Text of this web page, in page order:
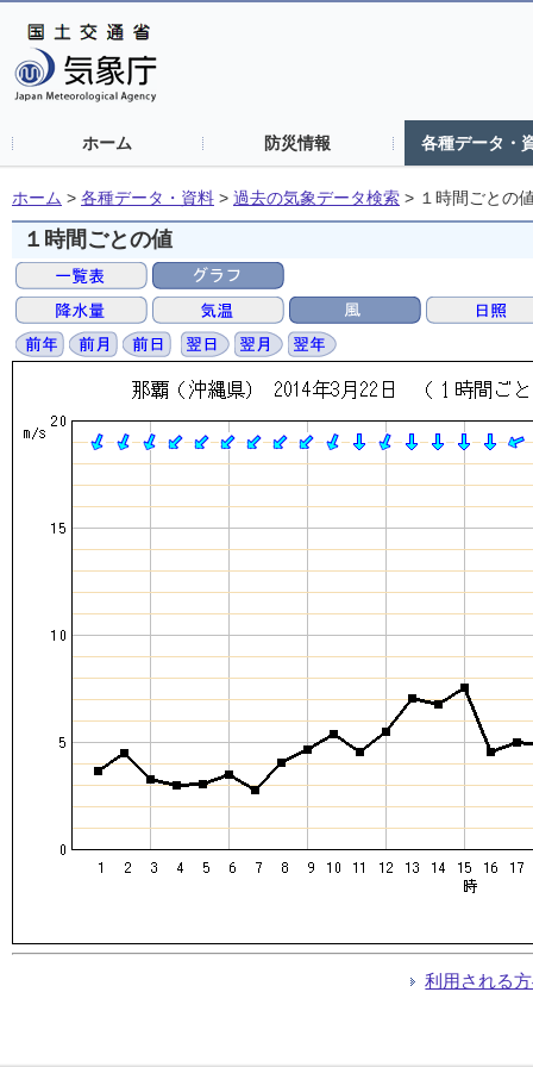
ホーム 防災情報 各種データ・
ホーム > 各種データ・資料 > 過去の気象データ検索 > １時間ごとの
１時間ごとの値
利用される